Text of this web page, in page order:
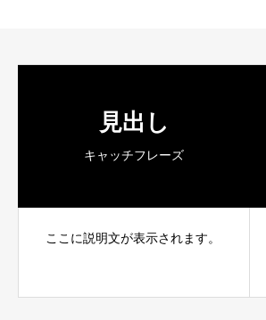
見出し
キャッチフレーズ
ここに説明文が表示されます。